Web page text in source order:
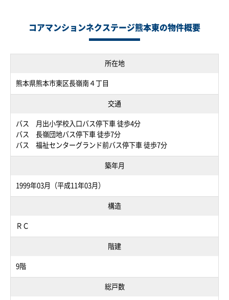
コアマンションネクステージ熊本東の物件概要
所在地
熊本県熊本市東区長嶺南４丁目
交通
バス 月出小学校入口バス停下車 徒歩4分
バス 長嶺団地バス停下車 徒歩7分
バス 福祉センターグランド前バス停下車 徒歩7分
築年月
1999年03月（平成11年03月）
構造
ＲＣ
階建
9階
総戸数